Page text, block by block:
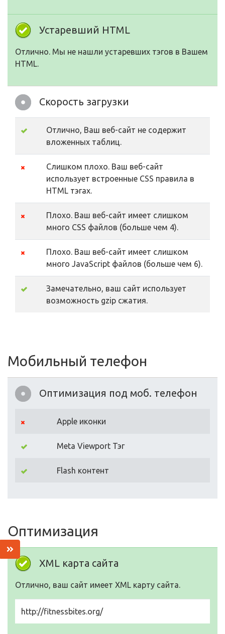
Устаревший HTML
Отлично. Мы не нашли устаревших тэгов в Вашем
HTML.
Скорость загрузки
Отлично, Ваш веб-сайт не содержит
вложенных таблиц.
Слишком плохо. Ваш веб-сайт
использует встроенные CSS правила в
HTML тэгах.
Плохо. Ваш веб-сайт имеет слишком
много CSS файлов (больше чем 4).
Плохо. Ваш веб-сайт имеет слишком
много JavaScript файлов (больше чем 6).
Замечательно, ваш сайт использует
возможность gzip сжатия.
Мобильный телефон
Оптимизация под моб. телефон
Apple иконки
Meta Viewport Тэг
Flash контент
Оптимизация
XML карта сайта
Отлично, ваш сайт имеет XML карту сайта.
http://fitnessbites.org/